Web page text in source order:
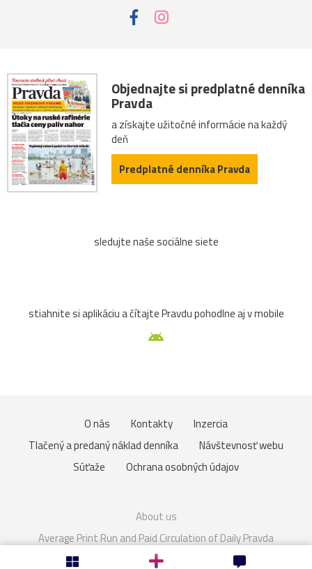
Objednajte si predplatné denníka
Pravda
a získajte užitočné informácie na každý
deň
Predplatné denníka Pravda
sledujte naše sociálne siete
stiahnite si aplikáciu a čítajte Pravdu pohodlne aj v mobile
O nás Kontakty
Inzercia
Tlačený a predaný náklad denníka
Návštevnosť webu
Súťaže
Ochrana osobných údajov
About us
Average Print Run and Paid Circulation of Daily Pravda
Nastavenie súkromia